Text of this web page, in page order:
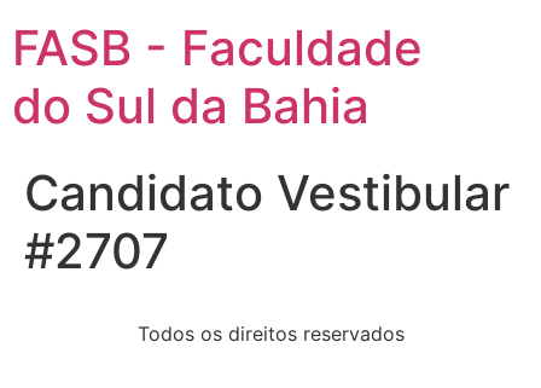
FASB - Faculdade
do Sul da Bahia
Candidato Vestibular
#2707
Todos os direitos reservados